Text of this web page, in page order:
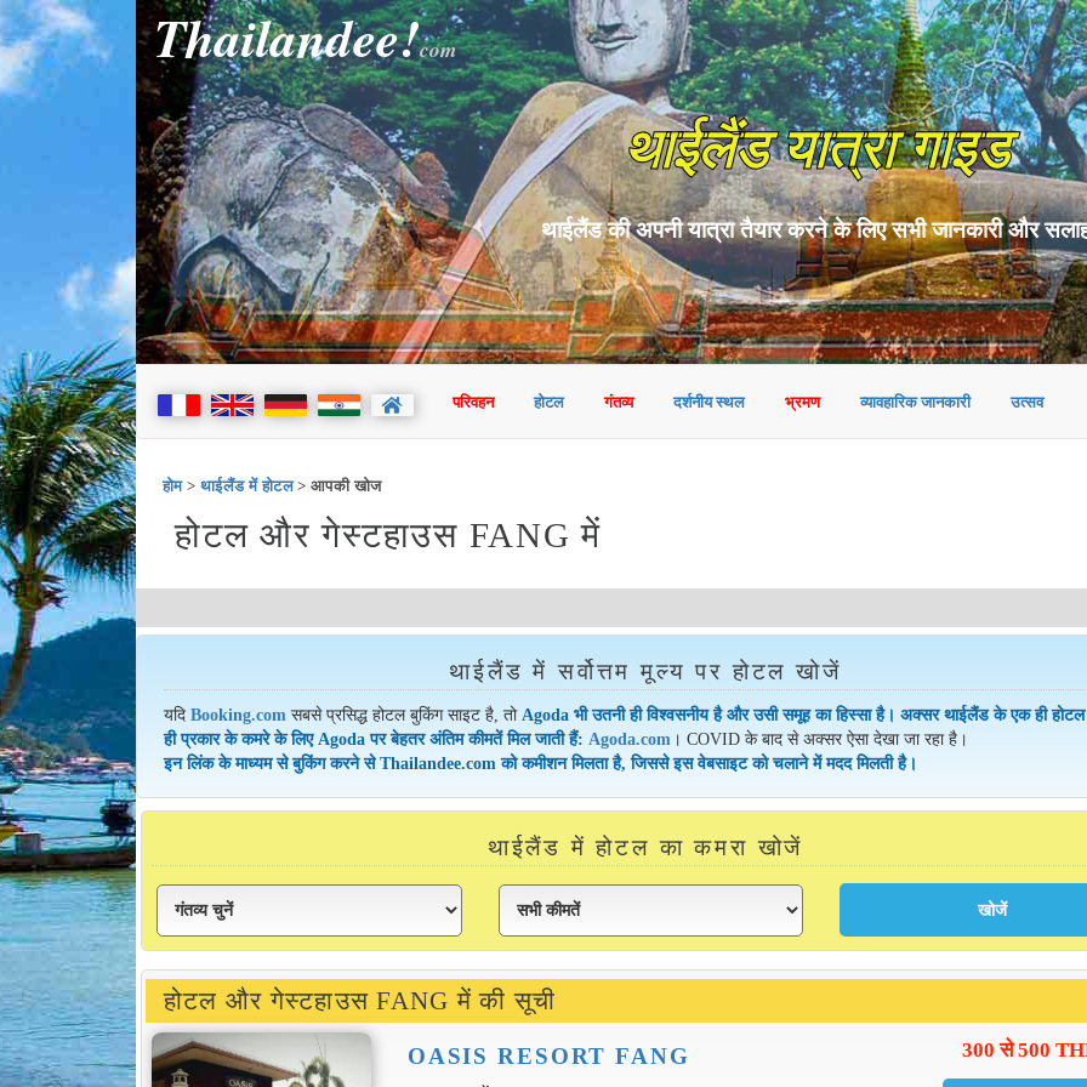
Thailandee!com
थाईलैंड यात्रा गाइड
थाईलैंड की अपनी यात्रा तैयार करने के लिए सभी जानकारी और
परिवहन होटल गंतव्य दर्शनीय स्थल भ्रमण व्यावहारिक जानकारी उत्सव
होम>थाईलैंड में होटल> आपकी खोज
होटल और गेस्टहाउस FANG में
थाईलैंड में सर्वोत्तम मूल्य पर होटल खोजें
यदिBooking.com सबसे प्रसिद्ध होटल बुकिंग साइट है, तोAgoda भी उतनी ही विश्वसनीय है और उसी समूह का हिस्सा है। अक्सर थाईलैंड के एक ही
ही प्रकार के कमरे के लिए Agoda पर बेहतर अंतिम कीमतें मिल जाती हैं:Agoda.com । COVID के बाद से अक्सर ऐसा देखा जा रहा है।
इन लिंक के माध्यम से बुकिंग करने से Thailandee.com को कमीशन मिलता है, जिससे इस वेबसाइट को चलाने में मदद मिलती है।
थाईलैंड में होटल का कमरा खोजें
होटल और गेस्टहाउस FANG में की सूची
OASIS RESORT FANG 300 से 500